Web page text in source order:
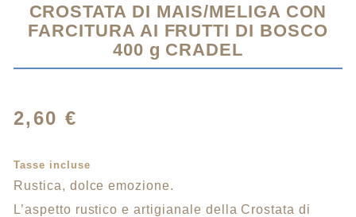
CROSTATA DI MAIS/MELIGA CON
FARCITURA AI FRUTTI DI BOSCO
400 g CRADEL
2,60 €
Tasse incluse
Rustica, dolce emozione.
L’aspetto rustico e artigianale della Crostata di